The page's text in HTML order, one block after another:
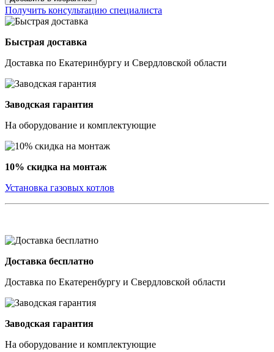
Получить консультацию специалиста
Быстрая доставка
Доставка по Екатеринбургу и Свердловской области
Заводская гарантия
На оборудование и комплектующие
10% скидка на монтаж
Установка газовых котлов
Доставка бесплатно
Доставка по Екатеренбургу и Свердловской области
Заводская гарантия
На оборудование и комплектующие